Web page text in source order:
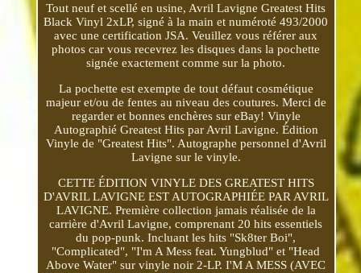
Tout neuf et scellé en usine, Avril Lavigne Greatest Hits
Black Vinyl 2xLP, signé à la main et numéroté 493/2000
avec une certification JSA. Veuillez vous référer aux
photos car vous recevrez les disques dans la pochette
signée exactement comme sur la photo.
La pochette est exempte de tout défaut cosmétique
majeur et/ou de fentes au niveau des coutures. Merci de
regarder et bonnes enchères sur eBay! Vinyle
Autographié Greatest Hits par Avril Lavigne. Édition
Vinyle de "Greatest Hits". Autographe personnel d'Avril
Lavigne sur le vinyle.
CETTE ÉDITION VINYLE DES GREATEST HITS
D'AVRIL LAVIGNE EST AUTOGRAPHIÉE PAR AVRIL
LAVIGNE. Première collection jamais réalisée de la
carrière d'Avril Lavigne, comprenant 20 hits essentiels
du pop-punk. Incluant les hits "Sk8ter Boi",
"Complicated", "I'm A Mess feat. Yungblud" et "Head
Above Water" sur vinyle noir 2-LP. I'M A MESS (AVEC